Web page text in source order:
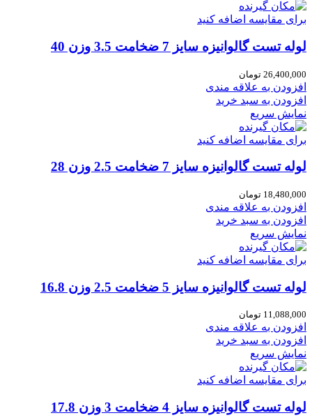
برای مقایسه اضافه کنید
لوله تست گالوانیزه سایز 7 ضخامت 3.5 وزن 40
26,400,000 تومان
افزودن به علاقه مندی
افزودن به سبد خرید
نمایش سریع
برای مقایسه اضافه کنید
لوله تست گالوانیزه سایز 7 ضخامت 2.5 وزن 28
18,480,000 تومان
افزودن به علاقه مندی
افزودن به سبد خرید
نمایش سریع
برای مقایسه اضافه کنید
لوله تست گالوانیزه سایز 5 ضخامت 2.5 وزن 16.8
11,088,000 تومان
افزودن به علاقه مندی
افزودن به سبد خرید
نمایش سریع
برای مقایسه اضافه کنید
لوله تست گالوانیزه سایز 4 ضخامت 3 وزن 17.8